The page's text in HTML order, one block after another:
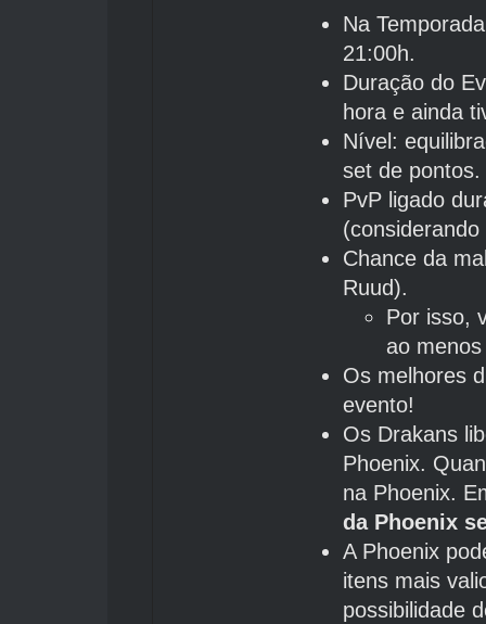
Na
21:00h.
Duração do
hora e ainda
Nível:
set de pontos.
PvP ligado
Chance da
Ruud).
Por isso,
ao
Os melhores
evento!
Os Drakans
Phoenix.
na Phoenix.
da Phoenix
A Phoenix
itens mais
possibilidade